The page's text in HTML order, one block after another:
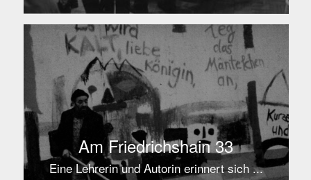
Am Friedrichshain 33
Eine Lehrerin und Autorin erinnert sich ...